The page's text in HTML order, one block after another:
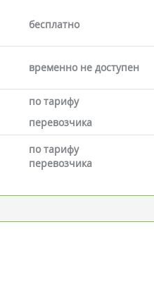
бесплатно
временно не доступен
по тарифу
перевозчика
по тарифу
перевозчика